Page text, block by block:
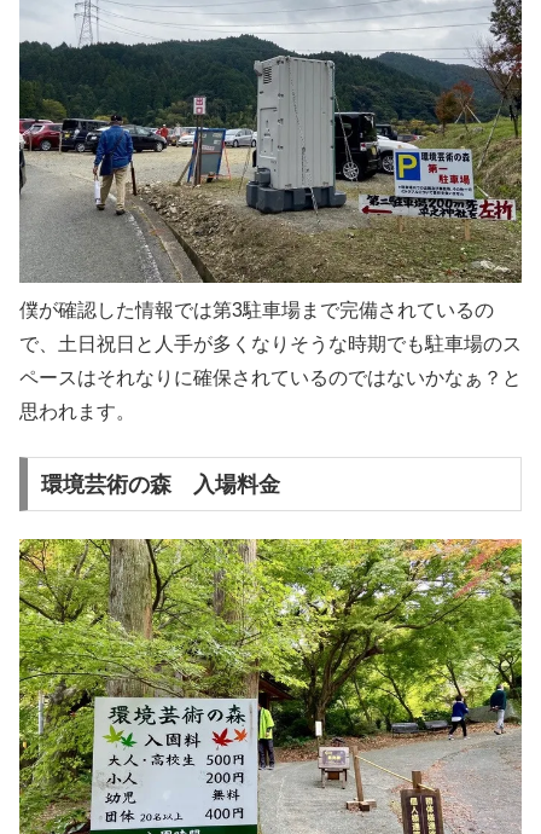
僕が確認した情報では第3駐車場まで完備されているの
で、土日祝日と人手が多くなりそうな時期でも駐車場のス
ペースはそれなりに確保されているのではないかなぁ？と
思われます。
環境芸術の森 入場料金